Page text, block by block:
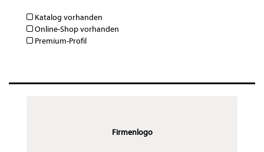
Katalog vorhanden
Online-Shop vorhanden
Premium-Profil
Firmenlogo